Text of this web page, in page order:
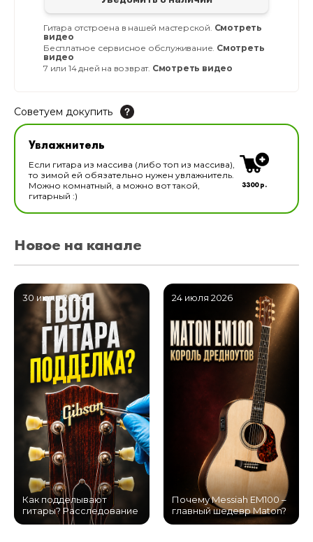
Гитара отстроена в нашей мастерской. Смотреть
видео
Бесплатное сервисное обслуживание. Смотреть
видео
7 или 14 дней на возврат. Смотреть видео
Советуем докупить
Увлажнитель для музыкальных инструментов
В наличии
Увлажнитель
Если гитара из массива (либо топ из массива),
то зимой ей обязательно нужен увлажнитель.
Можно комнатный, а можно вот такой,
гитарный :)
3300 р.
Новое на канале
30 июля 2026
Как подделывают
гитары? Расследование
24 июля 2026
Почему Messiah EM100 –
главный шедевр Maton?